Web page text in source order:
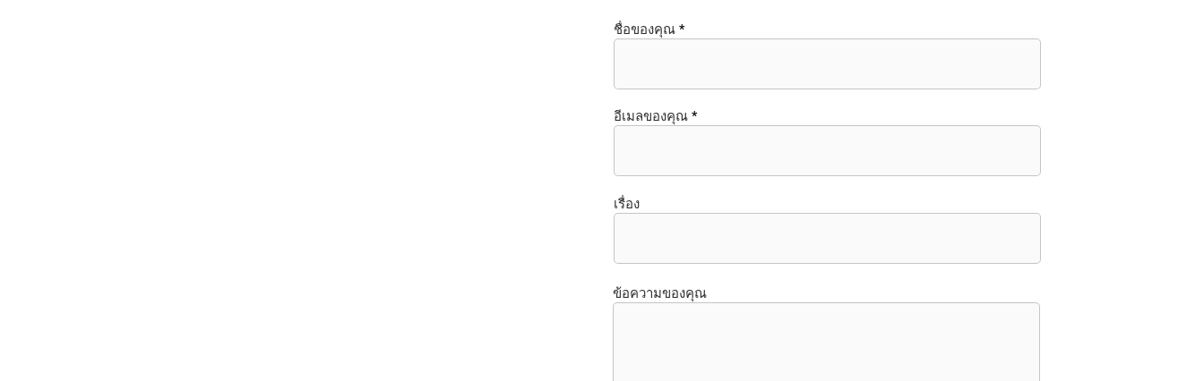
ชื่อของคุณ
อีเมลของคุณ
เรื่อง
ข้อความของคุณ